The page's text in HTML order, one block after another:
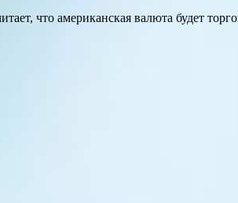
что американская валюта будет